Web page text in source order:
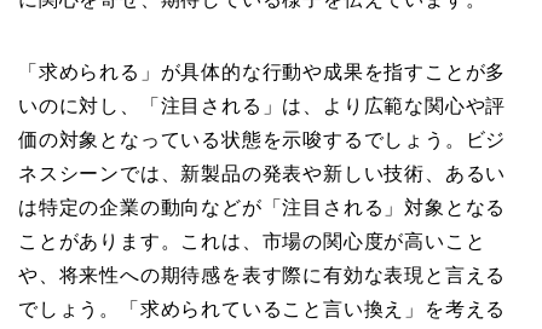
「求められる」が具体的な行動や成果を指すことが多
いのに対し、「注目される」は、より広範な関心や評
価の対象となっている状態を示唆するでしょう。ビジ
ネスシーンでは、新製品の発表や新しい技術、あるい
は特定の企業の動向などが「注目される」対象となる
ことがあります。これは、市場の関心度が高いこと
や、将来性への期待感を表す際に有効な表現と言える
でしょう。「求められていること言い換え」を考える